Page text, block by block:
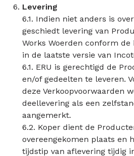
Levering
6.1. Indien niet anders is
geschiedt levering van
Works Woerden conform
in de laatste versie van
6.1. ERU is gerechtigd de
en/of gedeelten te leveren.
deze Verkoopvoorwaarden
deellevering als een
aangemerkt.
6.2. Koper dient de
overeengekomen plaats en
tijdstip van aflevering tijdig